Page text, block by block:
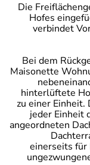
Die
Hofes
verbindet
Bei dem
Maisonette
hinterlüftete
zu einer Einheit.
jeder Einheit
angeordneten
einerseits für